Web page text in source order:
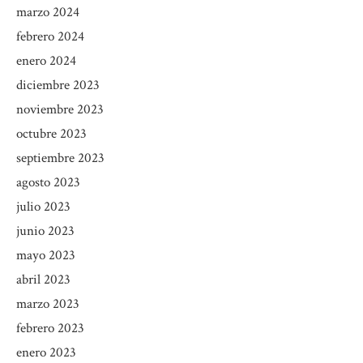
marzo 2024
febrero 2024
enero 2024
diciembre 2023
noviembre 2023
octubre 2023
septiembre 2023
agosto 2023
julio 2023
junio 2023
mayo 2023
abril 2023
marzo 2023
febrero 2023
enero 2023